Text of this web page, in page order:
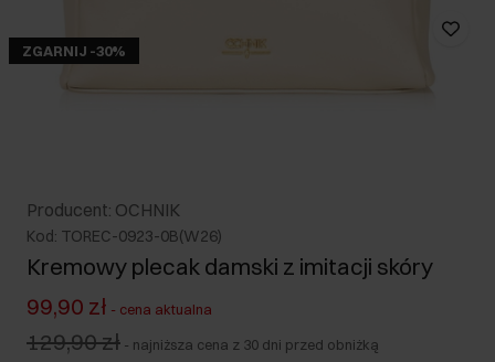
ZGARNIJ -30%
Producent: OCHNIK
Kod: TOREC-0923-0B(W26)
Kremowy plecak damski z imitacji skóry
99,90 zł - cena aktualna
129,90 zł - najniższa cena z 30 dni przed obniżką